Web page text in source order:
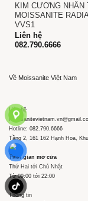
KIM CƯƠNG NHÂN
MOISSANITE
VVS1
Liên hệ
082.790.6666
Về Moissanite Việt Nam
Thông tin
Thời gian mở cửa
Thứ Hai tới Chủ Nhật
Từ 09:00 tới 22:00
Liên hệ
Hotline: 082.790.6666
Tầng 2, 161 162 Hạnh Hoa,